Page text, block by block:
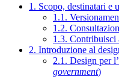
1. Scopo, destinatari e
1.1.
1.2.
1.3. Contribuisci
2. Introduzione al
2.1. Design per
government)